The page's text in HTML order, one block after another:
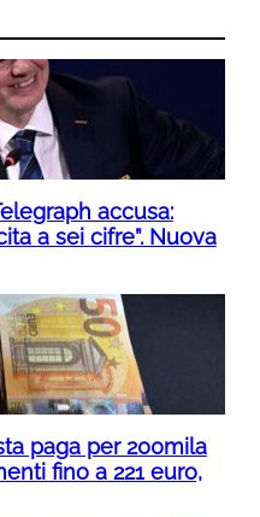
accusa:
a sei cifre”. Nuova
paga per 200mila
fino a 221 euro,